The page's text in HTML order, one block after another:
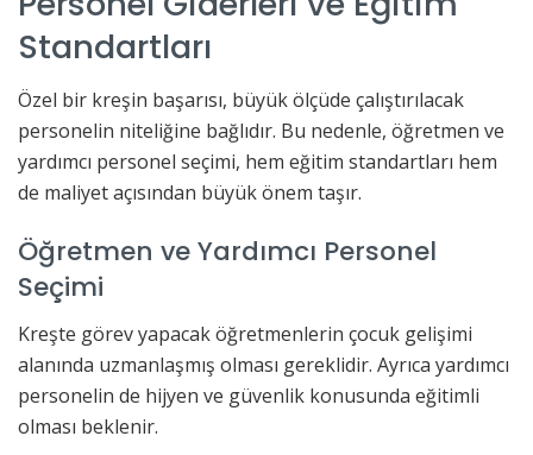
Standartları
Özel bir kreşin başarısı, büyük ölçüde çalıştırılacak
personelin niteliğine bağlıdır. Bu nedenle, öğretmen ve
yardımcı personel seçimi, hem eğitim standartları hem
de maliyet açısından büyük önem taşır.
Öğretmen ve Yardımcı Personel
Seçimi
Kreşte görev yapacak öğretmenlerin çocuk gelişimi
alanında uzmanlaşmış olması gereklidir. Ayrıca yardımcı
personelin de hijyen ve güvenlik konusunda eğitimli
olması beklenir.